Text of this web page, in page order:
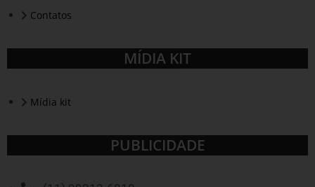
Contatos
MÍDIA KIT
Mídia kit
PUBLICIDADE